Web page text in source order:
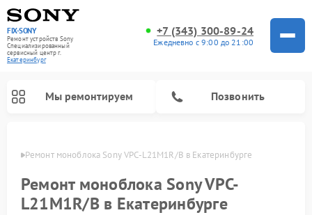
FIX-SONY
Ремонт устройств Sony
Специализированный
cервисный центр г.
Екатеринбург
+7 (343) 300-89-24
Ежедневно с 9:00 до 21:00
Мы ремонтируем Позвонить
Ремонт моноблока Sony VPC-L21M1R/B в Екатеринбурге
Ремонт моноблока Sony VPC-
L21M1R/B в Екатеринбурге